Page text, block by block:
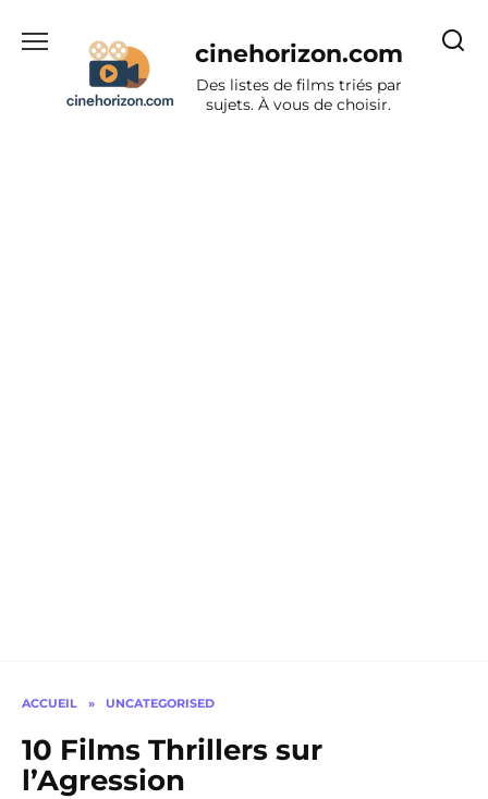
cinehorizon.com
Des listes de films triés par
sujets. À vous de choisir.
ACCUEIL » UNCATEGORISED
10 Films Thrillers sur
l’Agression